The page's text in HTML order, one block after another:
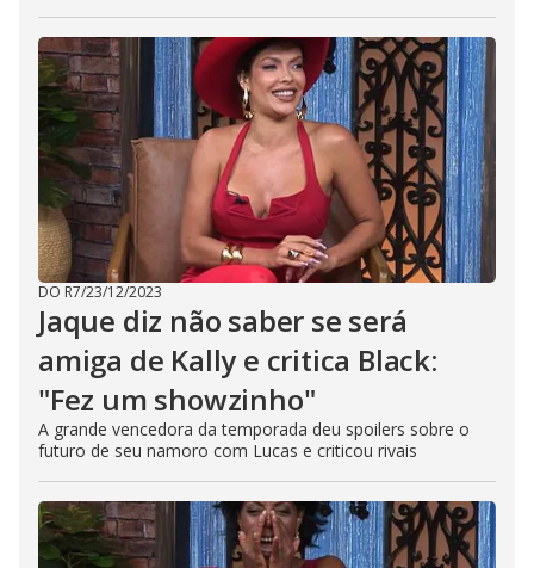
DO R7/23/12/2023
Jaque diz não saber se será
amiga de Kally e critica Black:
"Fez um showzinho"
A grande vencedora da temporada deu spoilers sobre o
futuro de seu namoro com Lucas e criticou rivais